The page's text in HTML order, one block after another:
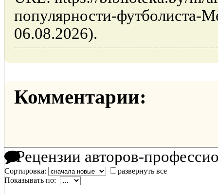
популярности-футболиста-
06.08.2026).
Комментарии:
Рецензии авторов-
Сортировка:
развернуть все
Показывать по: